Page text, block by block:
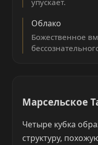
упускает.
Облако
Божественное
Марсельское
Четыре кубка
структуру,